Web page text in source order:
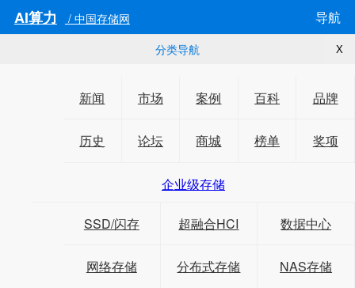
AI算力 / 中国存储网 导航
分类导航 X
新闻 市场 案例 百科 品牌
历史 论坛 商城 榜单 奖项
企业级存储
SSD/闪存 超融合HCI 数据中心
网络存储 分布式存储 NAS存储